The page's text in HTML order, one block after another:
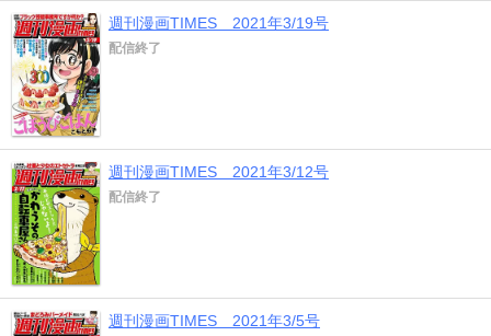
週刊漫画TIMES 2021年3/19号
配信終了
週刊漫画TIMES 2021年3/12号
配信終了
週刊漫画TIMES 2021年3/5号